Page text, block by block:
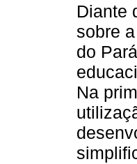
Diante
sobre
do
Na